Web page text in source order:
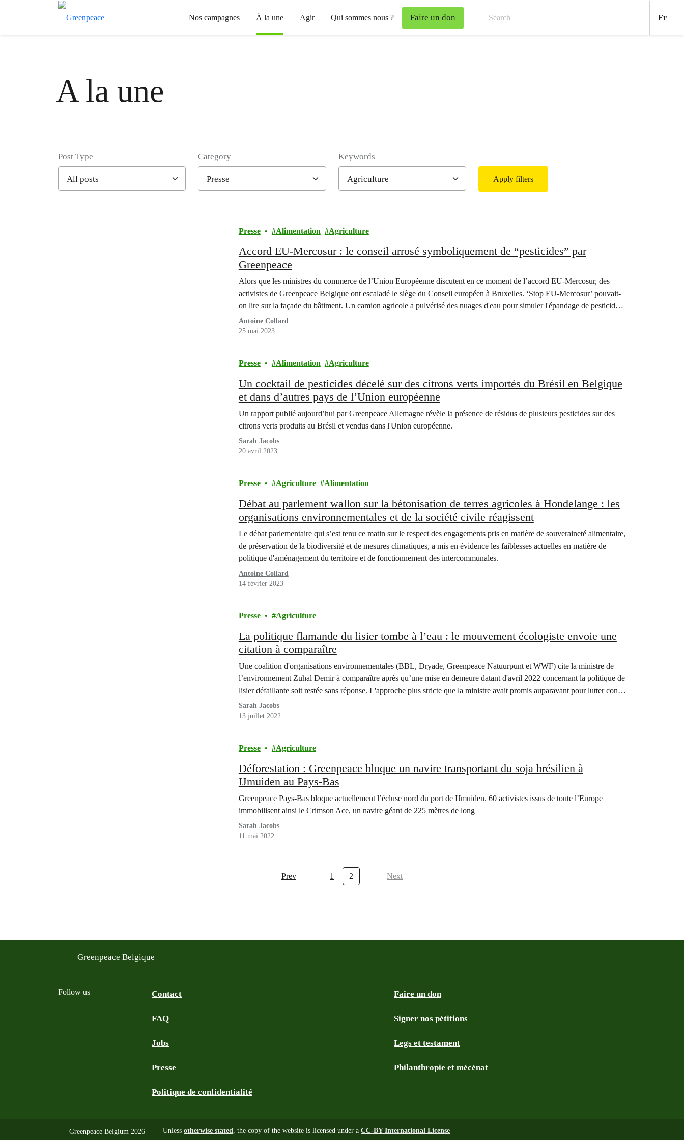
Nos campagnes À la une Agir Qui sommes nous ? Faire un don Fr
A la une
Filter posts
Post Type Category Keywords
Apply filters
Presse Alimentation Agriculture
Accord EU-Mercosur : le conseil arrosé symboliquement de “pesticides” par
Greenpeace
Alors que les ministres du commerce de l’Union Européenne discutent en ce moment de l’accord EU-Mercosur, des
activistes de Greenpeace Belgique ont escaladé le siège du Conseil européen à Bruxelles. ‘Stop EU-Mercosur’ pouvait-
on lire sur la façade du bâtiment. Un camion agricole a pulvérisé des nuages d'eau pour simuler l'épandage de pesticides,
afin de protester…
Antoine Collard
25 mai 2023
Presse Alimentation Agriculture
Un cocktail de pesticides décelé sur des citrons verts importés du Brésil en Belgique
et dans d’autres pays de l’Union européenne
Un rapport publié aujourd’hui par Greenpeace Allemagne révèle la présence de résidus de plusieurs pesticides sur des
citrons verts produits au Brésil et vendus dans l'Union européenne.
Sarah Jacobs
20 avril 2023
Presse Agriculture Alimentation
Débat au parlement wallon sur la bétonisation de terres agricoles à Hondelange : les
organisations environnementales et de la société civile réagissent
Le débat parlementaire qui s’est tenu ce matin sur le respect des engagements pris en matière de souveraineté alimentaire,
de préservation de la biodiversité et de mesures climatiques, a mis en évidence les faiblesses actuelles en matière de
politique d'aménagement du territoire et de fonctionnement des intercommunales.
Antoine Collard
14 février 2023
Presse Agriculture
La politique flamande du lisier tombe à l’eau : le mouvement écologiste envoie une
citation à comparaître
Une coalition d'organisations environnementales (BBL, Dryade, Greenpeace Natuurpunt et WWF) cite la ministre de
l’environnement Zuhal Demir à comparaître après qu’une mise en demeure datant d'avril 2022 concernant la politique de
lisier défaillante soit restée sans réponse. L'approche plus stricte que la ministre avait promis auparavant pour lutter contre
l'un de nos problèmes environnemental et…
Sarah Jacobs
13 juillet 2022
Presse Agriculture
Déforestation : Greenpeace bloque un navire transportant du soja brésilien à
IJmuiden au Pays-Bas
Greenpeace Pays-Bas bloque actuellement l’écluse nord du port de IJmuiden. 60 activistes issus de toute l’Europe
immobilisent ainsi le Crimson Ace, un navire géant de 225 mètres de long
Sarah Jacobs
11 mai 2022
Prev 1 2 Next
Greenpeace Belgique
Follow us Contact
FAQ
Jobs
Presse
Politique de confidentialité
Faire un don
Signer nos pétitions
Legs et testament
Philanthropie et mécénat
Greenpeace Belgium 2026 Unless otherwise stated, the copy of the website is licensed under a CC-BY International License